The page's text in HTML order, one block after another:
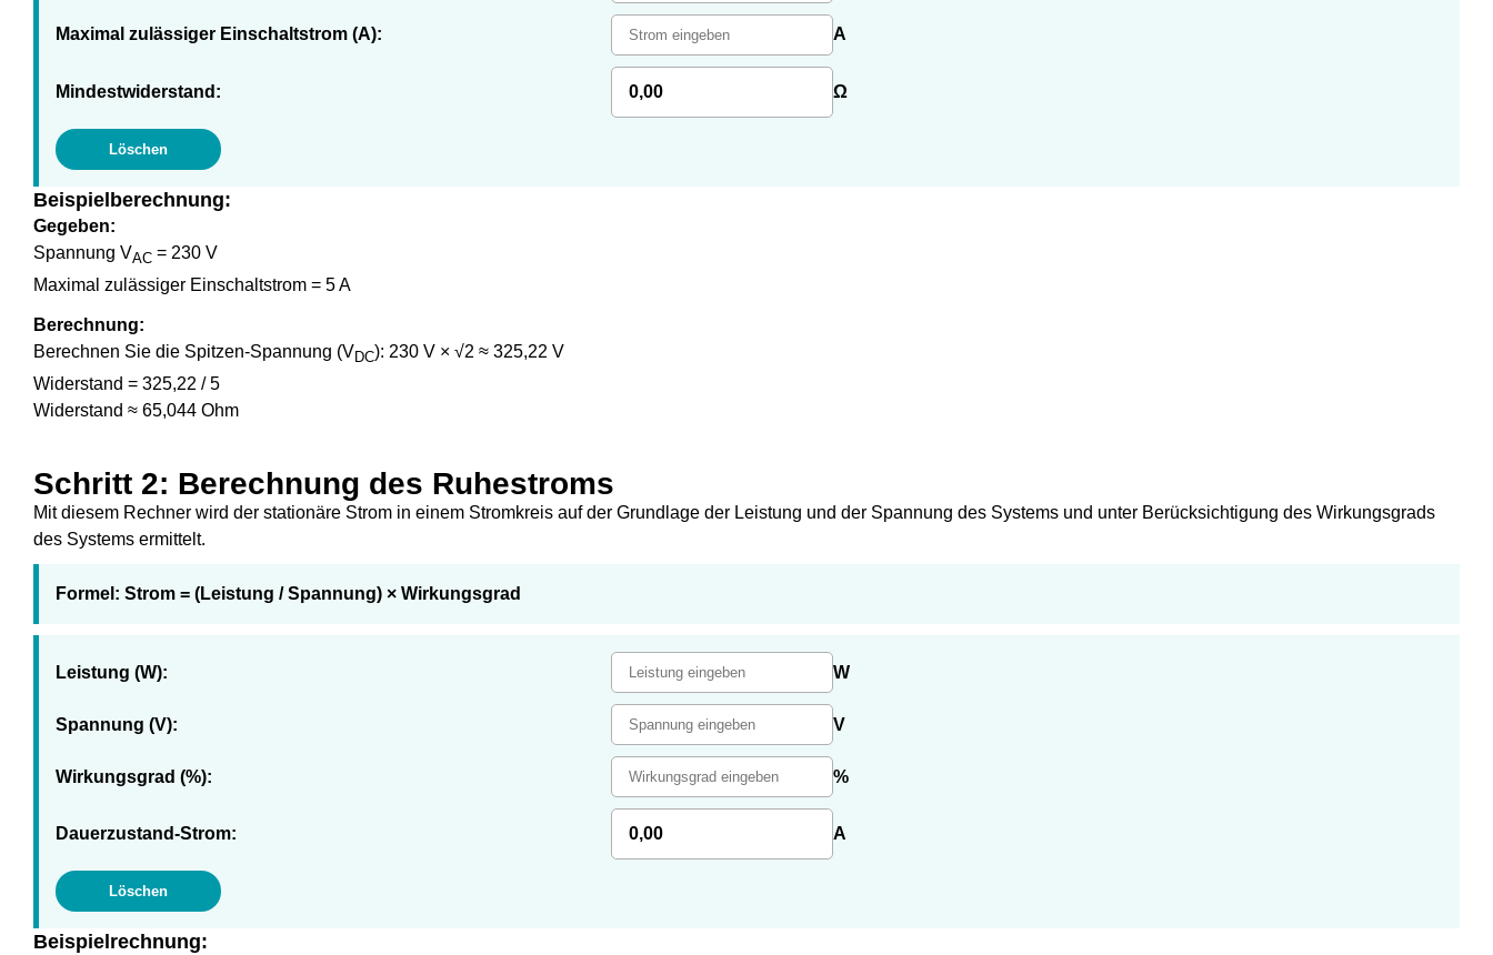
Maximal zulässiger Einschaltstrom (A): A
Mindestwiderstand: 0,00 Ω
Löschen
Beispielberechnung:
Gegeben:
Spannung VAC = 230 V
Maximal zulässiger Einschaltstrom = 5 A
Berechnung:
Berechnen Sie die Spitzen-Spannung (VDC): 230 V × √2 ≈ 325,22 V
Widerstand = 325,22 / 5
Widerstand ≈ 65,044 Ohm
Schritt 2: Berechnung des Ruhestroms
Mit diesem Rechner wird der stationäre Strom in einem Stromkreis auf der Grundlage der Leistung und der Spannung des Systems und unter Berücksichtigung des Wirkungsgrads
des Systems ermittelt.
Formel: Strom = (Leistung / Spannung) × Wirkungsgrad
Leistung (W): W
Spannung (V): V
Wirkungsgrad (%): %
Dauerzustand-Strom: 0,00 A
Löschen
Beispielrechnung: